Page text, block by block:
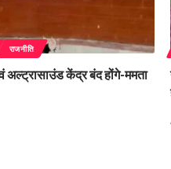
राजनीति
अल्ट्रासाउंड केंद्र बंद होंगे-ममता